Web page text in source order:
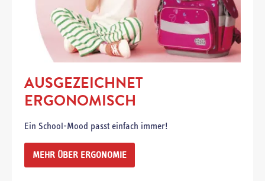
AUSGEZEICHNET
ERGONOMISCH
Ein School-Mood passt einfach immer!
MEHR ÜBER ERGONOMIE